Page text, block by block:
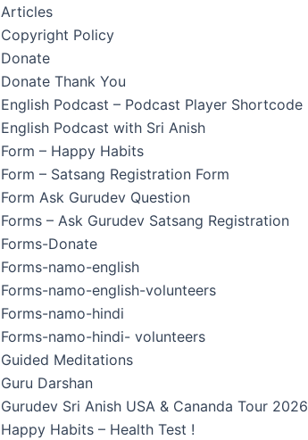
Articles
Copyright Policy
Donate
Donate Thank You
English Podcast – Podcast Player Shortcode
English Podcast with Sri Anish
Form – Happy Habits
Form – Satsang Registration Form
Form Ask Gurudev Question
Forms – Ask Gurudev Satsang Registration
Forms-Donate
Forms-namo-english
Forms-namo-english-volunteers
Forms-namo-hindi
Forms-namo-hindi- volunteers
Guided Meditations
Guru Darshan
Gurudev Sri Anish USA & Cananda Tour 2026
Happy Habits – Health Test !